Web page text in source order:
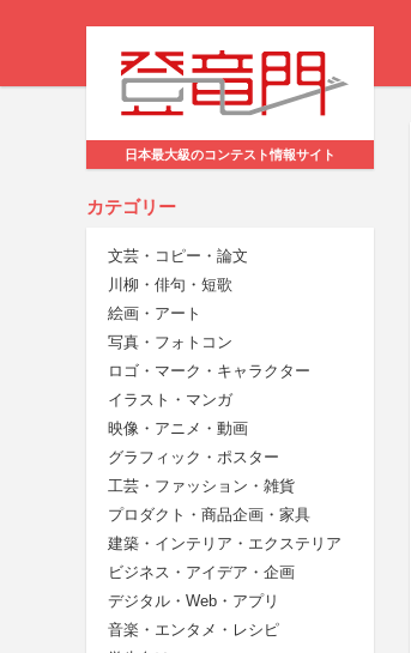
日本最大級のコンテスト情報サイト
カテゴリー
文芸・コピー・論文
川柳・俳句・短歌
絵画・アート
写真・フォトコン
ロゴ・マーク・キャラクター
イラスト・マンガ
映像・アニメ・動画
グラフィック・ポスター
工芸・ファッション・雑貨
プロダクト・商品企画・家具
建築・インテリア・エクステリア
ビジネス・アイデア・企画
デジタル・Web・アプリ
音楽・エンタメ・レシピ